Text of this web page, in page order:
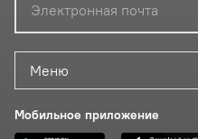
Меню
Мобильное приложение